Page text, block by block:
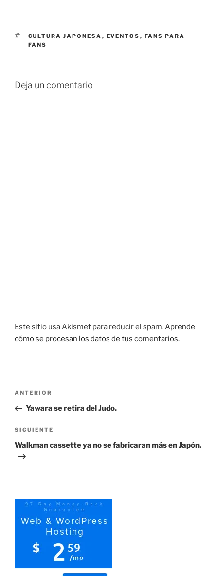
ETIQUETAS
CULTURA JAPONESA , EVENTOS , FANS PARA
FANS
Deja un comentario
Este sitio usa Akismet para reducir el spam.Aprende
cómo se procesan los datos de tus comentarios.
Navegación
entradas
Entrada
anterior:
ANTERIOR
Yawara se retira del Judo.
Siguiente
entrada
SIGUIENTE
Walkman cassette ya no se fabricaran más en Japón.